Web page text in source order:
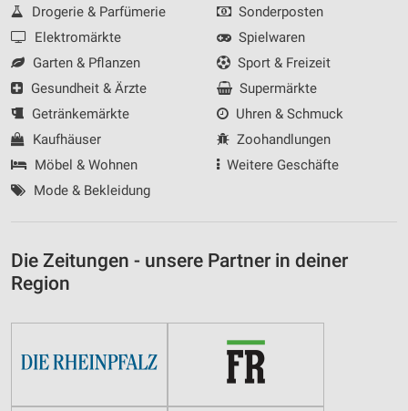
Drogerie & Parfümerie
Elektromärkte
Garten & Pflanzen
Gesundheit & Ärzte
Getränkemärkte
Kaufhäuser
Möbel & Wohnen
Mode & Bekleidung
Sonderposten
Spielwaren
Sport & Freizeit
Supermärkte
Uhren & Schmuck
Zoohandlungen
Weitere Geschäfte
Die Zeitungen - unsere Partner in deiner
Region